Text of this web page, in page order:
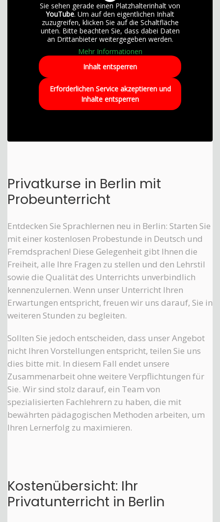
Sie sehen gerade einen Platzhalterinhalt von
YouTube. Um auf den eigentlichen Inhalt
zuzugreifen, klicken Sie auf die Schaltfläche
unten. Bitte beachten Sie, dass dabei Daten
an Drittanbieter weitergegeben werden.
Mehr Informationen
Inhalt entsperren
Erforderlichen Service akzeptieren und
Inhalte entsperren
Privatkurse in Berlin mit
Probeunterricht
Entdecken Sie Sprachlernen neu in Berlin: Starten Sie
mit einer kostenlosen Probestunde in Deutsch und
Fremdsprachen! Diese Gelegenheit gibt Ihnen die
Freiheit, alle Ihre Fragen zu stellen und den Lehrstil
sowie die Qualität des Unterrichts unverbindlich
kennenzulernen. Wenn unser Unterricht Ihren
Erwartungen entspricht, freuen wir uns darauf, Sie in
weiteren Stunden zu begleiten.
Sollten Sie jedoch entscheiden, dass unser Angebot
nicht Ihren Vorstellungen entspricht, teilen Sie uns
dies bitte mit. In diesem Fall endet unsere
Zusammenarbeit ohne weitere Verpflichtungen für
Sie. Wir sind stolz darauf, ein Team von
spezialisierten Fachlehrern zu haben, die mit
bewährten pädagogischen Methoden arbeiten, um
Ihren Lernerfolg zu maximieren.
Kostenübersicht: Ihr
Privatunterricht in Berlin